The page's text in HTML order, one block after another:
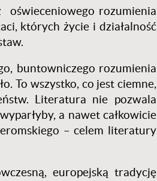
oświeceniowego rozumienia
których życie i działalność
buntowniczego rozumienia
To wszystko, co jest ciemne,
Literatura nie pozwala
a nawet całkowicie
– celem literatury
europejską tradycję